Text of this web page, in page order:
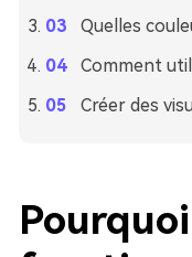
Quelles
Comment
Créer des